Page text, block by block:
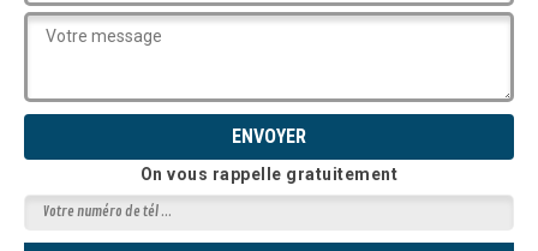
On vous rappelle gratuitement